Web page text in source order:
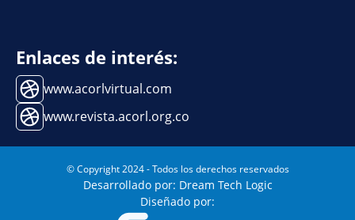
Enlaces de interés:
www.acorlvirtual.com
www.revista.acorl.org.co
© Copyright 2024 - Todos los derechos reservados
Desarrollado por: Dream Tech Logic
Diseñado por: